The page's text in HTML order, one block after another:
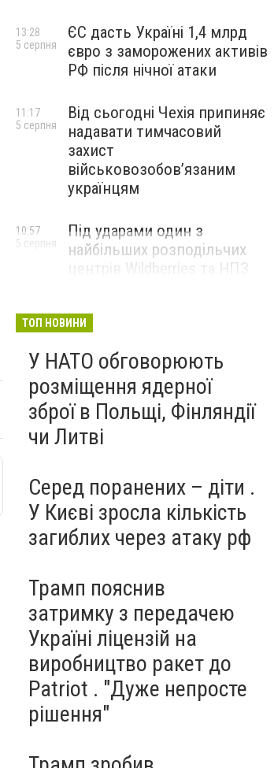
ЄС дасть Україні 1,4 млрд
євро з заморожених активів
РФ після нічної атаки
13:28
5 серпня
Від сьогодні Чехія припиняє
надавати тимчасовий
захист
військовозобов’язаним
українцям
11:17
5 серпня
Під ударами один з
найбільших розподільчих
центрів Wildberries та НПЗ .
10:57
5 серпня
ТОП НОВИНИ
У НАТО обговорюють
розміщення ядерної
зброї в Польщі, Фінляндії
чи Литві
Серед поранених – діти .
У Києві зросла кількість
загиблих через атаку рф
Трамп пояснив
затримку з передачею
Україні ліцензій на
виробництво ракет до
Patriot . "Дуже непросте
рішення"